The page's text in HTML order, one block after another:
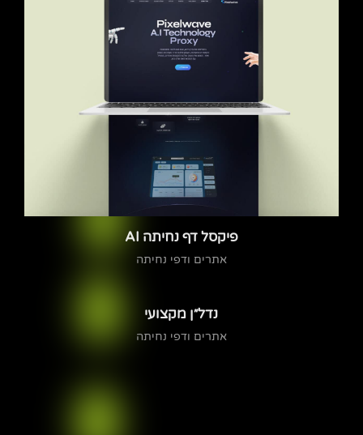
פיקסל דף נחיתה AI
אתרים ודפי נחיתה
נדל״ן מקצועי
אתרים ודפי נחיתה